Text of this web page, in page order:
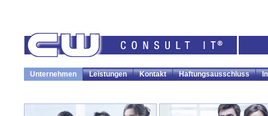
Unternehmen Leistungen Kontakt Haftungsausschluss